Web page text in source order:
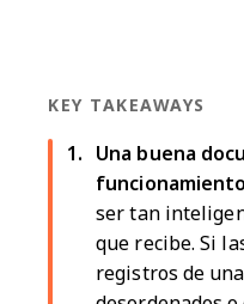
KEY TAKEAWAYS
Una buena
ser tan
que recibe. Si
registros de